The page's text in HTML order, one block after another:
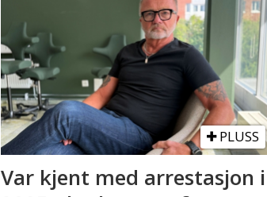
PLUSS
Var kjent med arrestasjon i